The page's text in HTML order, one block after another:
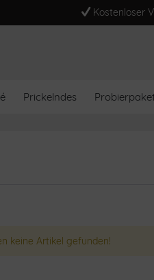
Kostenloser
Prickelndes
keine Artikel gefunden!